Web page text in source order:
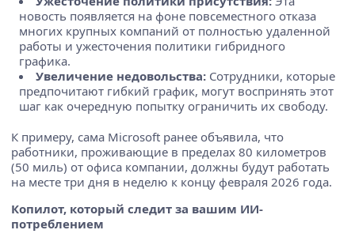
новость появляется на фоне повсеместного отказа
многих крупных компаний от полностью удаленной
работы и ужесточения политики гибридного
графика.
Увеличение недовольства: Сотрудники, которые
предпочитают гибкий график, могут воспринять этот
шаг как очередную попытку ограничить их свободу.
К примеру, сама Microsoft ранее объявила, что
работники, проживающие в пределах 80 километров
(50 миль) от офиса компании, должны будут работать
на месте три дня в неделю к концу февраля 2026 года.
Копилот, который следит за вашим ИИ-
потреблением